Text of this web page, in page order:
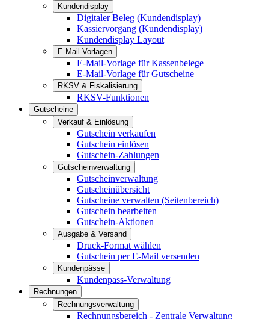
Kundendisplay
Digitaler Beleg (Kundendisplay)
Kassiervorgang (Kundendisplay)
Kundendisplay Layout
E-Mail-Vorlagen
E-Mail-Vorlage für Kassenbelege
E-Mail-Vorlage für Gutscheine
RKSV & Fiskalisierung
RKSV-Funktionen
Gutscheine
Verkauf & Einlösung
Gutschein verkaufen
Gutschein einlösen
Gutschein-Zahlungen
Gutscheinverwaltung
Gutscheinverwaltung
Gutscheinübersicht
Gutscheine verwalten (Seitenbereich)
Gutschein bearbeiten
Gutschein-Aktionen
Ausgabe & Versand
Druck-Format wählen
Gutschein per E-Mail versenden
Kundenpässe
Kundenpass-Verwaltung
Rechnungen
Rechnungsverwaltung
Rechnungsbereich - Zentrale Verwaltung